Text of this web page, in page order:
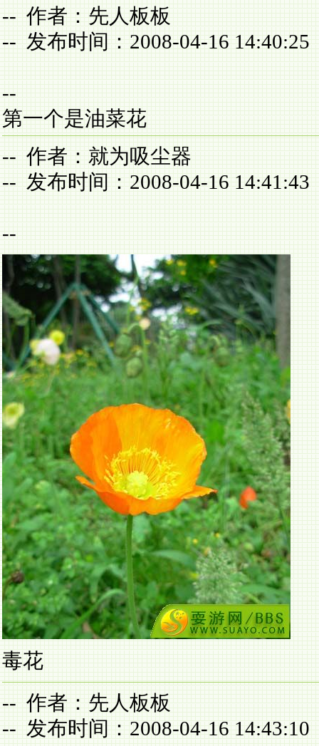
-- 作者：先人板板
-- 发布时间：2008-04-16 14:40:25
--
第一个是油菜花
-- 作者：就为吸尘器
-- 发布时间：2008-04-16 14:41:43
--
毒花
-- 作者：先人板板
-- 发布时间：2008-04-16 14:43:10